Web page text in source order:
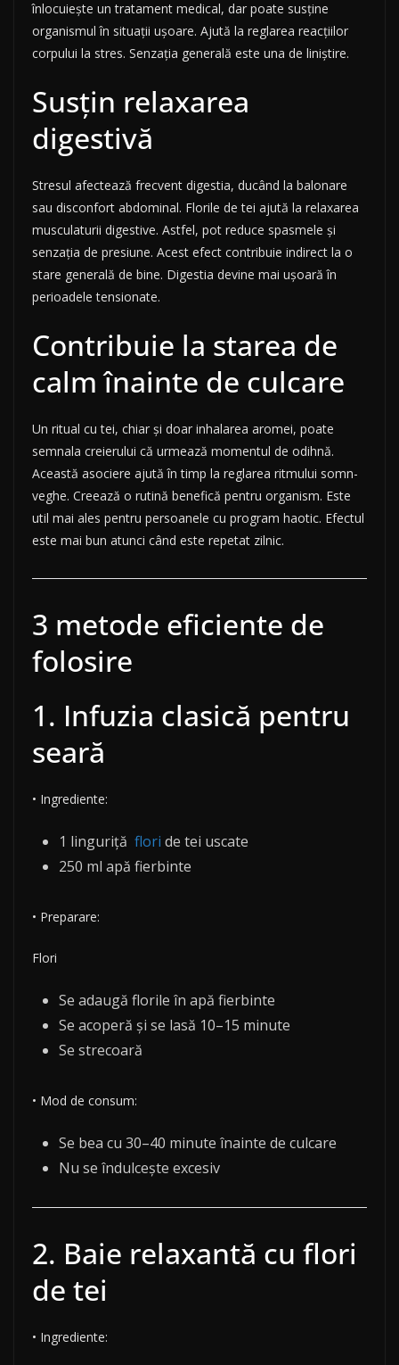
înlocuiește un tratament medical, dar poate susține
organismul în situații ușoare. Ajută la reglarea reacțiilor
corpului la stres. Senzația generală este una de liniștire.
Susțin relaxarea
digestivă
Stresul afectează frecvent digestia, ducând la balonare
sau disconfort abdominal. Florile de tei ajută la relaxarea
musculaturii digestive. Astfel, pot reduce spasmele și
senzația de presiune. Acest efect contribuie indirect la o
stare generală de bine. Digestia devine mai ușoară în
perioadele tensionate.
Contribuie la starea de
calm înainte de culcare
Un ritual cu tei, chiar și doar inhalarea aromei, poate
semnala creierului că urmează momentul de odihnă.
Această asociere ajută în timp la reglarea ritmului somn-
veghe. Creează o rutină benefică pentru organism. Este
util mai ales pentru persoanele cu program haotic. Efectul
este mai bun atunci când este repetat zilnic.
3 metode eficiente de
folosire
1. Infuzia clasică pentru
seară
• Ingrediente:
1 linguriță flori de tei uscate
250 ml apă fierbinte
• Preparare:
Flori
Se adaugă florile în apă fierbinte
Se acoperă și se lasă 10–15 minute
Se strecoară
• Mod de consum:
Se bea cu 30–40 minute înainte de culcare
Nu se îndulcește excesiv
2. Baie relaxantă cu flori
de tei
• Ingrediente: